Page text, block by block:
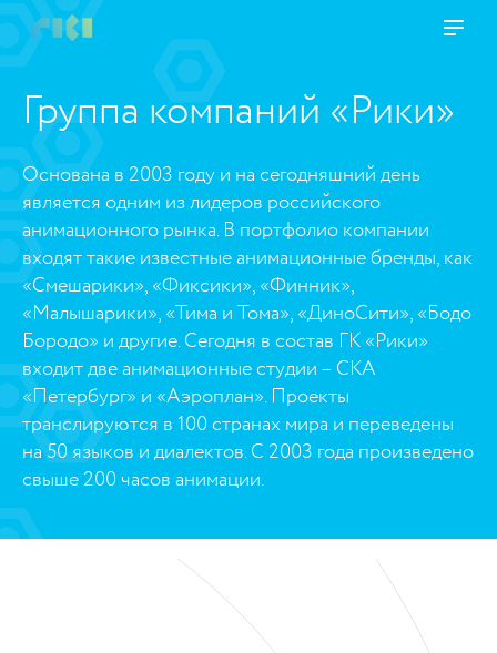
Группа компаний «Рики»
Основана в 2003 году и на сегодняшний день
является одним из лидеров российского
анимационного рынка. В портфолио компании
входят такие известные анимационные бренды, как
«Смешарики», «Фиксики», «Финник»,
«Малышарики», «Тима и Тома», «ДиноСити», «Бодо
Бородо» и другие. Сегодня в состав ГК «Рики»
входит две анимационные студии – СКА
«Петербург» и «Аэроплан». Проекты
транслируются в 100 странах мира и переведены
на 50 языков и диалектов. С 2003 года произведено
свыше 200 часов анимации.
https://www.high-endrolex.com/45